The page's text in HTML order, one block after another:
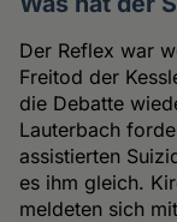
Der Reflex war
Freitod der
die Debatte
Lauterbach
assistierten
es ihm gleich.
meldeten sich